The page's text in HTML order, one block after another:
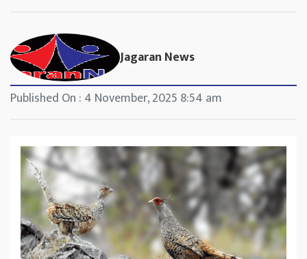
Jagaran News
Published On : 4 November, 2025 8:54 am